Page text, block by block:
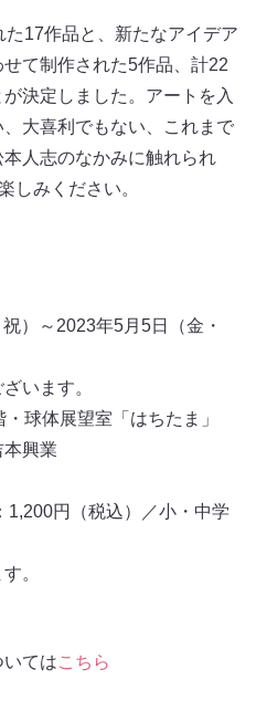
17作品と、新たなアイデア
て制作された5作品、計22
決定しました。アートを入
大喜利でもない、これまで
人志のなかみに触れられ
しみください。
）～2023年5月5日（金・
います。
球体展望室「はちたま」
興業
1,200円（税込）／小・中学
。
てはこちら